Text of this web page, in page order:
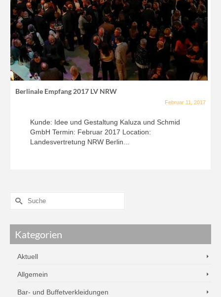
Berlinale Empfang 2017 LV NRW
Februar 11, 2017
Kunde: Idee und Gestaltung Kaluza und Schmid
GmbH Termin: Februar 2017 Location:
Landesvertretung NRW Berlin...
Kategorien
Aktuell
Allgemein
Bar- und Buffetverkleidungen